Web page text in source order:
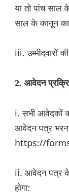
या तो पांच साल
साल के कानून
iii. उम्मीदवारों
2. आवेदन
i. सभी आवेदकों
आवेदन पत्र भरना
https://
ii. आवेदन पत्र के
होगा: